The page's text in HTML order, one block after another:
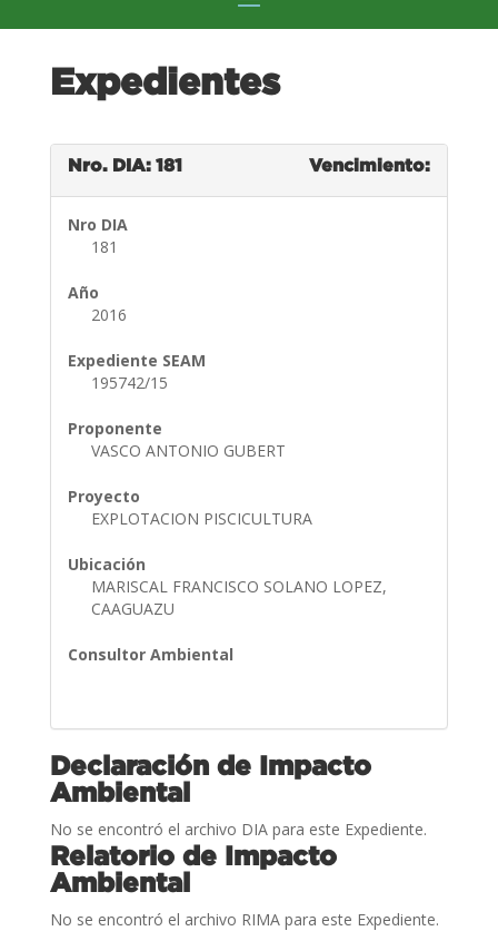
Expedientes
Nro. DIA: 181 Vencimiento:
Nro DIA
181
Año
2016
Expediente SEAM
195742/15
Proponente
VASCO ANTONIO GUBERT
Proyecto
EXPLOTACION PISCICULTURA
Ubicación
MARISCAL FRANCISCO SOLANO LOPEZ,
CAAGUAZU
Consultor Ambiental
Declaración de Impacto
Ambiental
No se encontró el archivo DIA para este Expediente.
Relatorio de Impacto
Ambiental
No se encontró el archivo RIMA para este Expediente.